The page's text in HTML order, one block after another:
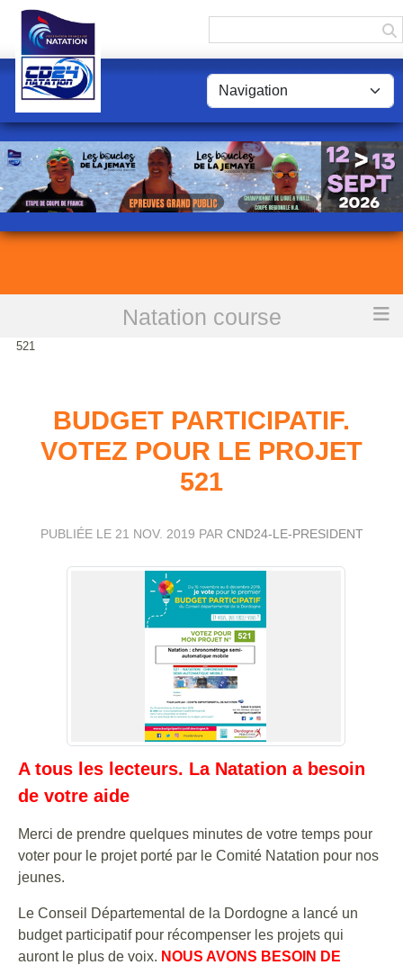
Natation course
BUDGET PARTICIPATIF. VOTEZ POUR LE PROJET
521
BUDGET PARTICIPATIF.
VOTEZ POUR LE PROJET
521
PUBLIÉE LE 21 NOV. 2019 PAR CND24-LE-PRESIDENT
A tous les lecteurs. La Natation a besoin
de votre aide
Merci de prendre quelques minutes de votre temps pour
voter pour le projet porté par le Comité Natation pour nos
jeunes.
Le Conseil Départemental de la Dordogne a lancé un
budget participatif pour récompenser les projets qui
auront le plus de voix. NOUS AVONS BESOIN DE
Panneau de gestion des cookies